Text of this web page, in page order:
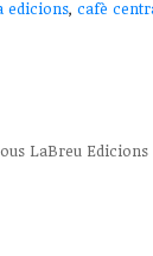
edicions, cafè
LaBreu Edicions